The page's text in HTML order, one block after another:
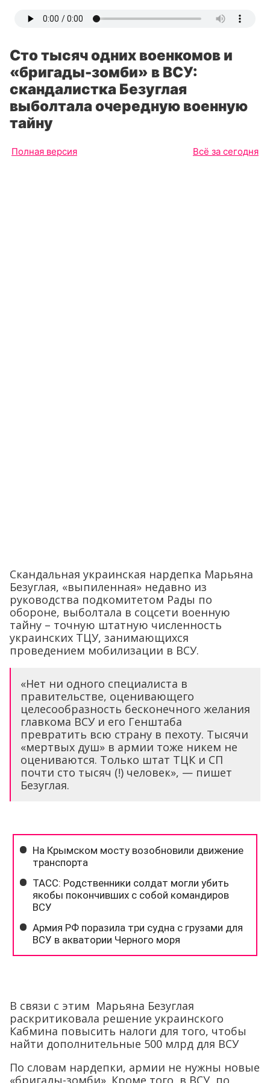
Сто тысяч одних военкомов и
«бригады-зомби» в ВСУ:
скандалистка Безуглая
выболтала очередную военную
тайну
Полная версия Всё за сегодня
Скандальная украинская нардепка Марьяна
Безуглая, «выпиленная» недавно из
руководства подкомитетом Рады по
обороне, выболтала в соцсети военную
тайну – точную штатную численность
украинских ТЦУ, занимающихся
проведением мобилизации в ВСУ.
«Нет ни одного специалиста в
правительстве, оценивающего
целесообразность бесконечного желания
главкома ВСУ и его Генштаба
превратить всю страну в пехоту. Тысячи
«мертвых душ» в армии тоже никем не
оцениваются. Только штат ТЦК и СП
почти сто тысяч (!) человек», — пишет
Безуглая.
В связи с этим Марьяна Безуглая
раскритиковала решение украинского
Кабмина повысить налоги для того, чтобы
найти дополнительные 500 млрд для ВСУ
По словам нардепки, армии не нужны новые
«бригады-зомби». Кроме того, в ВСУ, по